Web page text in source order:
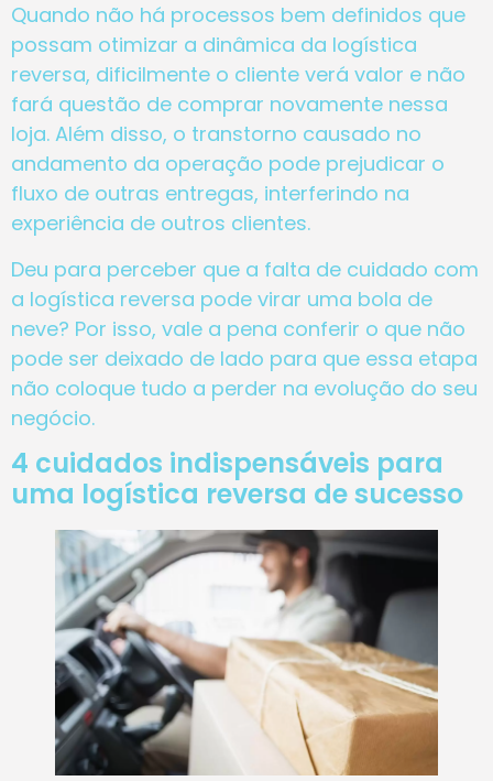
Quando não há processos bem definidos que
possam otimizar a dinâmica da logística
reversa, dificilmente o cliente verá valor e não
fará questão de comprar novamente nessa
loja. Além disso, o transtorno causado no
andamento da operação pode prejudicar o
fluxo de outras entregas, interferindo na
experiência de outros clientes.
Deu para perceber que a falta de cuidado com
a logística reversa pode virar uma bola de
neve? Por isso, vale a pena conferir o que não
pode ser deixado de lado para que essa etapa
não coloque tudo a perder na evolução do seu
negócio.
4 cuidados indispensáveis para
uma logística reversa de sucesso